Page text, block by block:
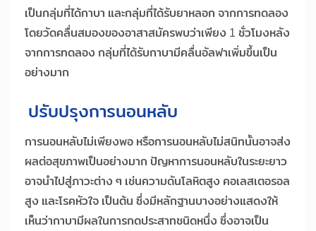
เป็นกลุ่มที่ได้กาบา และกลุ่มที่ได้รับยาหลอก จากการทดลอง
โดยวัดคลื่นสมองของอาสาสมัครพบว่าเพียง 1 ชั่วโมงหลัง
จากการทดลอง กลุ่มที่ได้รับกาบามีคลื่นอัลฟาเพิ่มขึ้นเป็น
อย่างมาก
ปรับปรุงการนอนหลับ
การนอนหลับไม่เพียงพอ หรือการนอนหลับไม่สนิทนั้นอาจส่ง
ผลต่อสุขภาพเป็นอย่างมาก ปัญหาการนอนหลับในระยะยาว
อาจนำไปสู่ภาวะต่าง ๆ เช่นความดันโลหิตสูง คอเลสเตอรอล
สูง และโรคหัวใจ เป็นต้น ซึ่งมีหลักฐานบางอย่างแสดงให้
เห็นว่ากาบามีผลในการกดประสาทชนิดหนึ่ง ซึ่งอาจเป็น